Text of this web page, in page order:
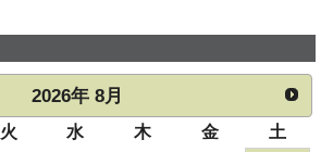
2026年 8月
火 水 木 金
土